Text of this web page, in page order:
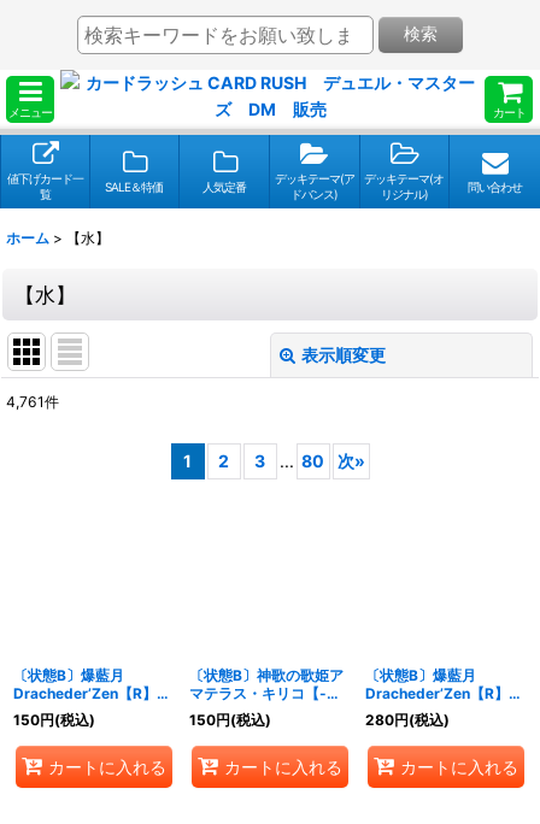
メニュー カート
検索
値下げカード一
覧
SALE＆特価 人気定番
デッキテーマ(ア
ドバンス)
デッキテーマ(オ
リジナル)
問い合わせ
ホーム > 【水】
【水】
表示順変更
4,761件
1 2 3 ... 80 次»
〔状態B〕爆藍月
Dracheder’Zen【R】
{24RP415/76}《水》
150円(税込)
カートに入れる
〔状態B〕神歌の歌姫ア
マテラス・キリコ【-】
{BD181/14}《水》
150円(税込)
カートに入れる
〔状態B〕爆藍月
Dracheder’Zen【R】
{24EX310/80}《水》
280円(税込)
カートに入れる